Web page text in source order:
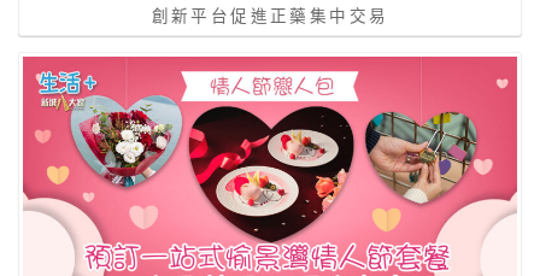
創新平台促進正藥集中交易